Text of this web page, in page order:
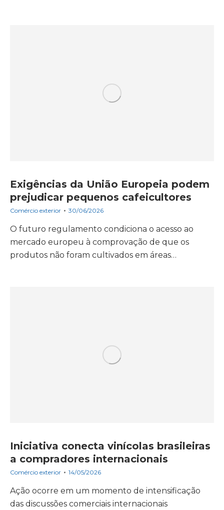
Exigências da União Europeia podem
prejudicar pequenos cafeicultores
Comércio exterior 30/06/2026
O futuro regulamento condiciona o acesso ao
mercado europeu à comprovação de que os
produtos não foram cultivados em áreas…
Iniciativa conecta vinícolas brasileiras
a compradores internacionais
Comércio exterior 14/05/2026
Ação ocorre em um momento de intensificação
das discussões comerciais internacionais